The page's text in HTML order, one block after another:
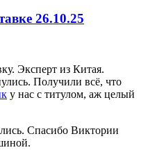
26.10.25
Эксперт из Китая.
Получили всё, что
у нас с титулом, аж целый
Спасибо Виктории